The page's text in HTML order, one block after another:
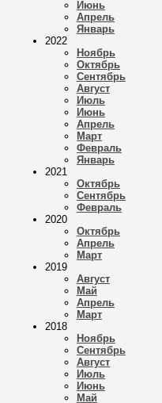
Июнь
Апрель
Январь
2022
Ноябрь
Октябрь
Сентябрь
Август
Июль
Июнь
Апрель
Март
Февраль
Январь
2021
Октябрь
Сентябрь
Февраль
2020
Октябрь
Апрель
Март
2019
Август
Май
Апрель
Март
2018
Ноябрь
Сентябрь
Август
Июль
Июнь
Май